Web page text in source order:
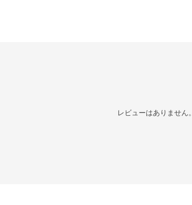
レビューはありません。